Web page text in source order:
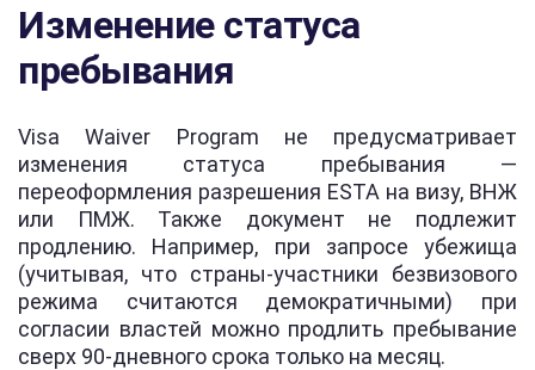
Изменение статуса
пребывания
Visa Waiver Program не предусматривает
изменения статуса пребывания —
переоформления разрешения ESTA на визу, ВНЖ
или ПМЖ. Также документ не подлежит
продлению. Например, при запросе убежища
(учитывая, что страны-участники безвизового
режима считаются демократичными) при
согласии властей можно продлить пребывание
сверх 90-дневного срока только на месяц.